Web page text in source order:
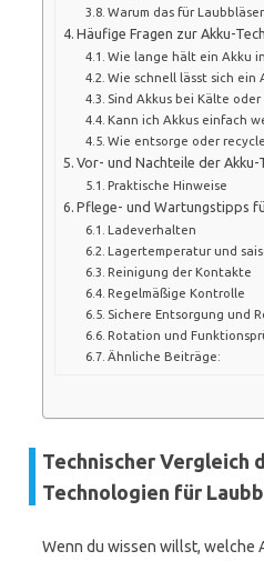
Warum das für
Häufige Fragen zur Akku-
Wie lange hält ein Akku
Wie schnell lässt sich ein
Sind Akkus bei Kälte
Kann ich Akkus einfach
Wie entsorge oder
Vor- und Nachteile der Akku-
Praktische Hinweise
Pflege- und Wartungstipps
Ladeverhalten
Lagertemperatur und
Reinigung der Kontakte
Regelmäßige Kontrolle
Sichere Entsorgung und
Rotation und
Ähnliche Beiträge:
Technischer Vergleich
Technologien für
Wenn du wissen willst, welche